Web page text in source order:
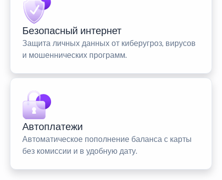
Безопасный интернет
Защита личных данных от киберугроз, вирусов
и мошеннических программ.
Автоплатежи
Автоматическое пополнение баланса с карты
без комиссии и в удобную дату.